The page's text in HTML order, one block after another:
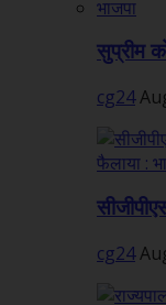
सुप्रीम
cg24
cg24